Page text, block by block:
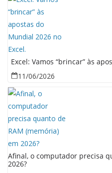
Excel: Vamos “brincar” às
11/06/2026
Afinal, o computador precisa
2026?